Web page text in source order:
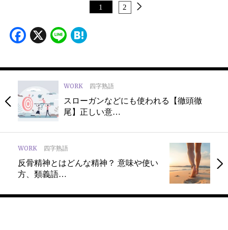
1 2
Facebook
X Line
WORK 四字熟語
スローガンなどにも使われる【徹頭徹
尾】正しい意…
WORK 四字熟語
反骨精神とはどんな精神？ 意味や使い
方、類義語…